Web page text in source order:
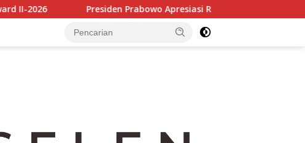
Presiden Prabowo Apresiasi Riset BRIN, Inovasi Pengelolaan Sampah